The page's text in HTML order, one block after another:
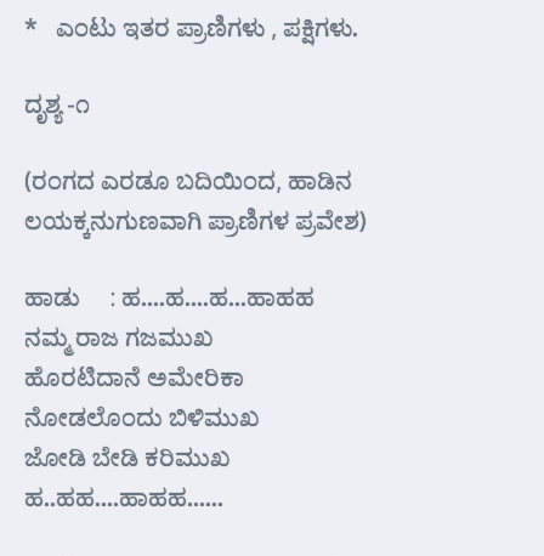
* ಎಂಟು ಇತರ ಪ್ರಾಣಿಗಳು , ಪಕ್ಷಿಗಳು.
ದೃಶ್ಯ -೧
(ರಂಗದ ಎರಡೂ ಬದಿಯಿಂದ, ಹಾಡಿನ
ಲಯಕ್ಕನುಗುಣವಾಗಿ ಪ್ರಾಣಿಗಳ ಪ್ರವೇಶ)
ಹಾಡು : ಹ….ಹ….ಹ…ಹಾಹಹ
ನಮ್ಮ ರಾಜ ಗಜಮುಖ
ಹೊರಟಿದಾನೆ ಅಮೇರಿಕಾ
ನೋಡಲೊಂದು ಬಿಳಿಮುಖ
ಜೋಡಿ ಬೇಡಿ ಕರಿಮುಖ
ಹ..ಹಹ….ಹಾಹಹ……